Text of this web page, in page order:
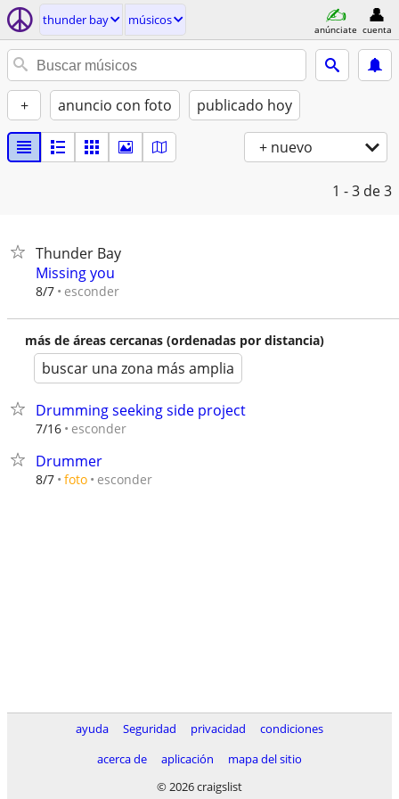
thunder bay músicos
anúnciate cuenta
+ anuncio con foto publicado hoy
+ nuevo
1 - 3 de 3
Thunder Bay
Missing you
8/7 esconder
más de áreas cercanas (ordenadas por distancia)
buscar una zona más amplia
Drumming seeking side project
7/16 esconder
Drummer
8/7 foto esconder
ayuda Seguridad privacidad
condiciones
acerca de
aplicación
mapa del sitio
© 2026 craigslist